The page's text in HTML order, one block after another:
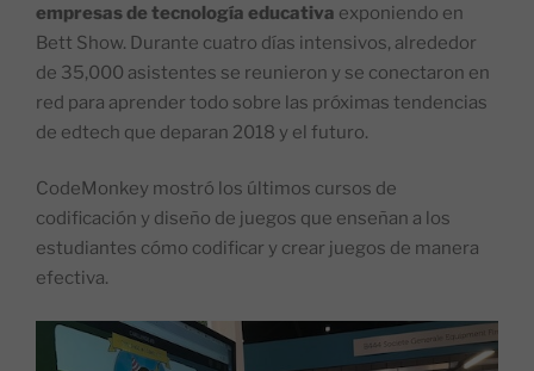
empresas de tecnología educativa exponiendo en
Bett Show. Durante cuatro días intensivos, alrededor
de 35,000 asistentes se reunieron y se conectaron en
red para aprender todo sobre las próximas tendencias
de edtech que deparan 2018 y el futuro.
CodeMonkey mostró los últimos cursos de
codificación y diseño de juegos que enseñan a los
estudiantes cómo codificar y crear juegos de manera
efectiva.